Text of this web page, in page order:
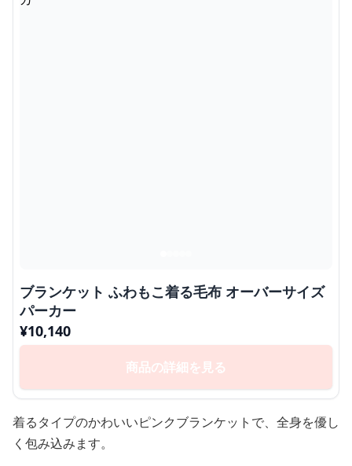
ブランケット ふわもこ着る毛布 オーバーサイズ
パーカー
¥10,140
商品の詳細を見る
着るタイプのかわいいピンクブランケットで、全身を優し
く包み込みます。